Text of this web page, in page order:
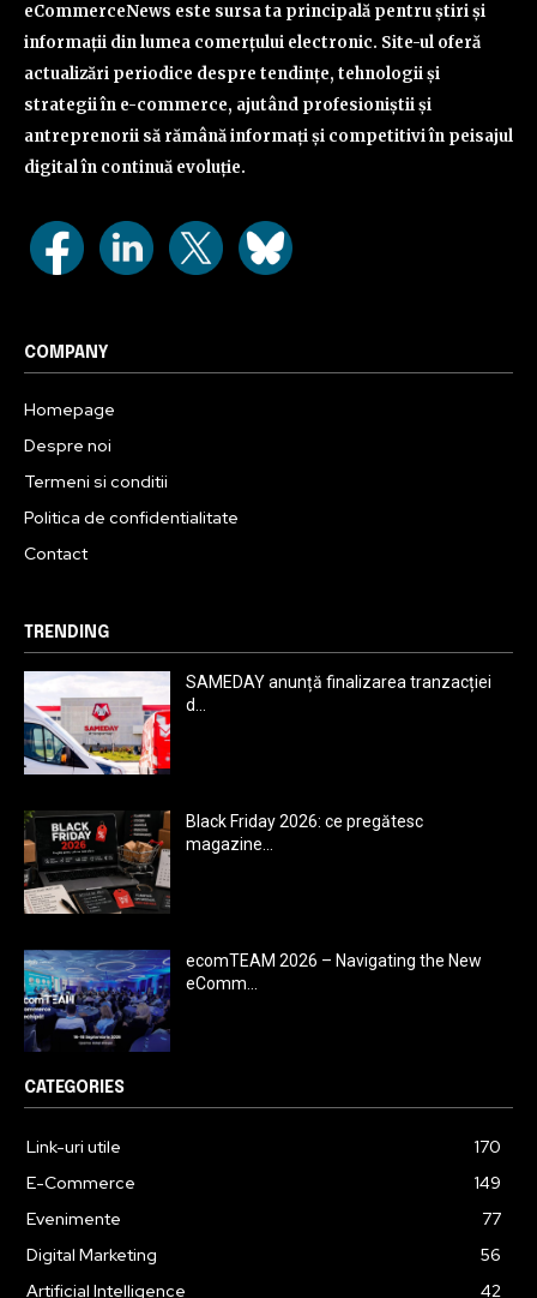
eCommerceNews este sursa ta principală pentru știri și
informații din lumea comerțului electronic. Site-ul oferă
actualizări periodice despre tendințe, tehnologii și
strategii în e-commerce, ajutând profesioniștii și
antreprenorii să rămână informați și competitivi în peisajul
digital în continuă evoluție.
COMPANY
Homepage
Despre noi
Termeni si conditii
Politica de confidentialitate
Contact
TRENDING
SAMEDAY anunță finalizarea tranzacției
d...
Black Friday 2026: ce pregătesc
magazine...
ecomTEAM 2026 – Navigating the New
eComm...
CATEGORIES
Link-uri utile
170
E-Commerce
149
Evenimente
77
Digital Marketing
56
Artificial Intelligence
42